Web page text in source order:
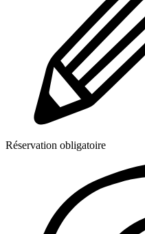
Réservation obligatoire